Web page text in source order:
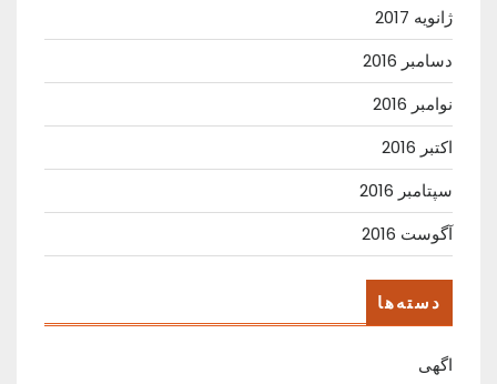
ژانویه 2017
دسامبر 2016
نوامبر 2016
اکتبر 2016
سپتامبر 2016
آگوست 2016
دسته‌ها
اگهی